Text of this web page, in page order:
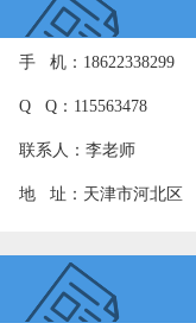
手 机：18622338299
Q Q：115563478
联系人：李老师
地 址：天津市河北区